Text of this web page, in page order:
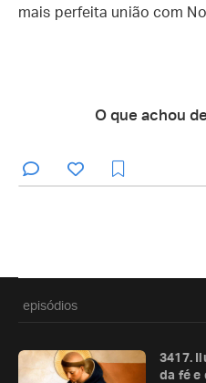
mais perfeita união com
O que achou
episódios
3417.
da fé e